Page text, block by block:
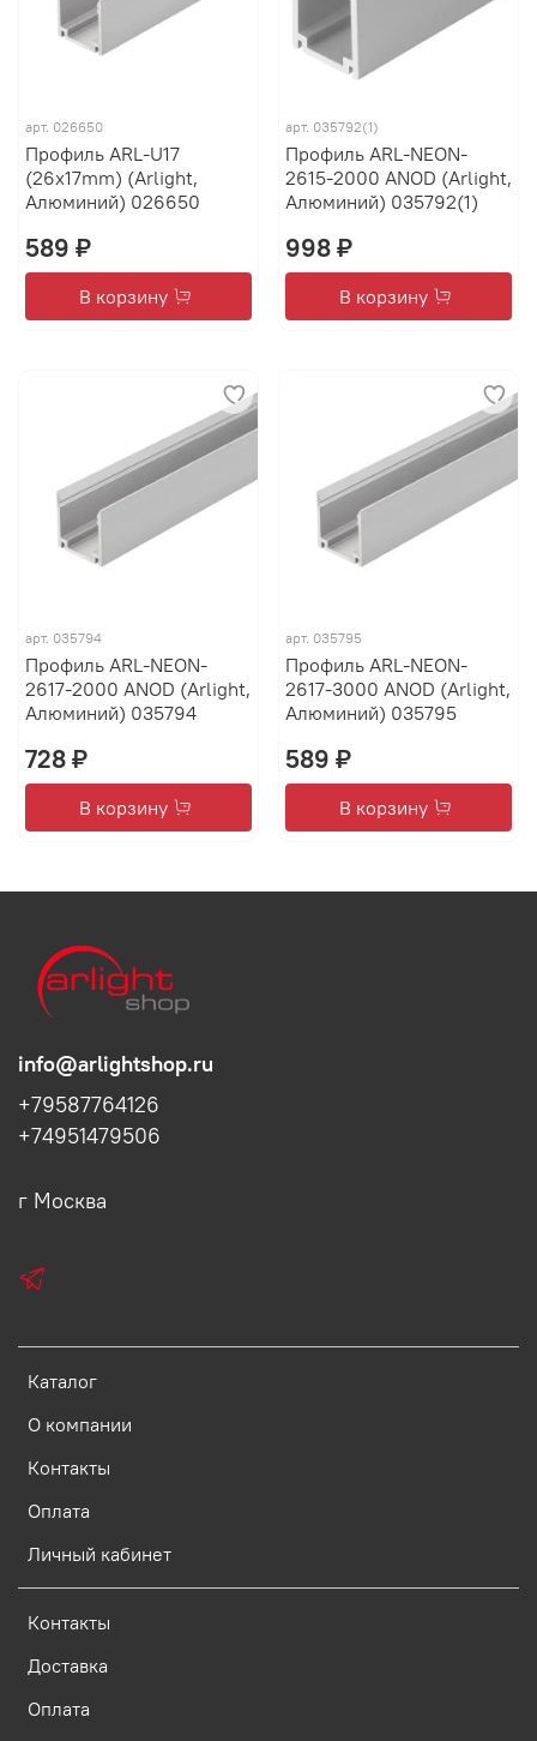
арт. 026650
Профиль ARL-U17
(26x17mm) (Arlight,
Алюминий) 026650
589 ₽
В корзину
арт. 035792(1)
Профиль ARL-NEON-
2615-2000 ANOD (Arlight,
Алюминий) 035792(1)
998 ₽
В корзину
арт. 035794
Профиль ARL-NEON-
2617-2000 ANOD (Arlight,
Алюминий) 035794
728 ₽
В корзину
арт. 035795
Профиль ARL-NEON-
2617-3000 ANOD (Arlight,
Алюминий) 035795
589 ₽
В корзину
Каталог
О компании
Контакты
Оплата
Личный кабинет
Контакты
Доставка
Оплата
info@arlightshop.ru
+79587764126
+74951479506
г Москва